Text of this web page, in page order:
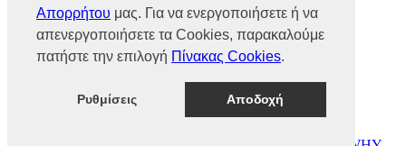
Απορρήτου μας. Για να ενεργοποιήσετε ή να
απενεργοποιήσετε τα Cookies, παρακαλούμε
πατήστε την επιλογή Πίνακας Cookies.
Ρυθμίσεις Αποδοχή
Υποστήριξη
Επικοινωνία
Γίνε συνεργάτης
Πολιτική απορρήτου